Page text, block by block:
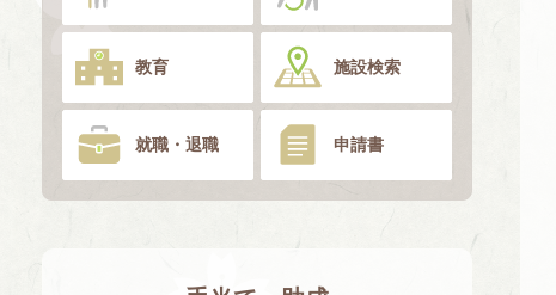
教育 施設検索
就職・退職 申請書